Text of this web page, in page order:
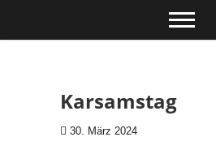
Karsamstag
30. März 2024